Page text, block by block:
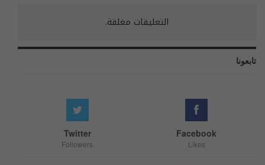
التعليقات مغلقة.
تابعونا
Facebook
Likes
Twitter
Followers